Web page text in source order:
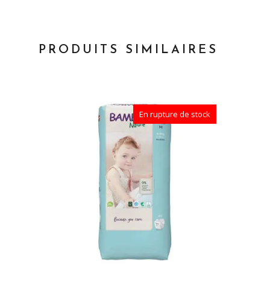
PRODUITS SIMILAIRES
En rupture de stock